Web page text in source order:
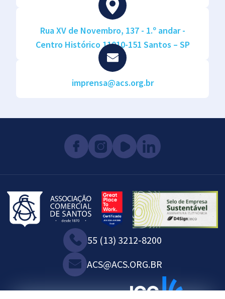
Rua XV de Novembro, 137 - 1.º andar -
Centro Histórico 11010-151 Santos – SP
imprensa@acs.org.br
55 (13) 3212-8200
ACS@ACS.ORG.BR